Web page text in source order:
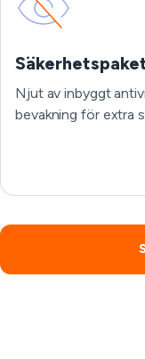
Njut av inbyggt
bevakning för extra